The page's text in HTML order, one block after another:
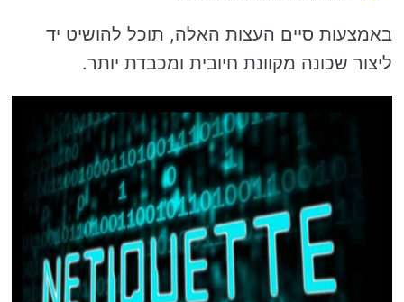
באמצעות סיים העצות האלה, תוכל להושיט יד
ליצור שכונה מקוונת חיובית ומכבדת יותר.